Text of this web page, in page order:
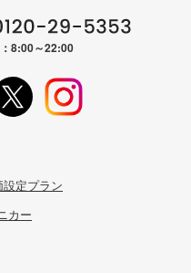
8:00～22:00
設定プラン
カー